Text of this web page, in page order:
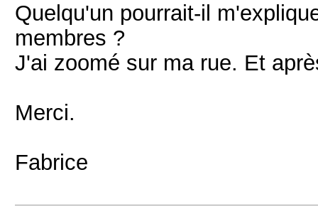
Quelqu'un pourrait-il
membres ?
J'ai zoomé sur ma rue. Et
Merci.
Fabrice